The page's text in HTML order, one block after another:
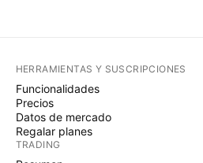
HERRAMIENTAS Y SUSCRIPCIONES
Funcionalidades
Precios
Datos de mercado
Regalar planes
TRADING